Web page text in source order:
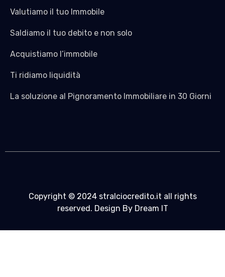
Valutiamo il tuo Immobile
Saldiamo il tuo debito e non solo
Acquistiamo l’immobile
Ti ridiamo liquidità
La soluzione al Pignoramento Immobiliare in 30 Giorni
Copyright © 2024 stralciocredito.it all rights
reserved. Design By Dream IT